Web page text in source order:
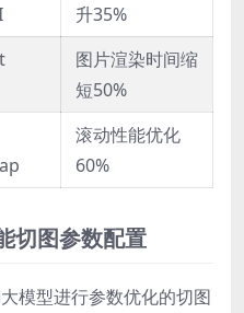
升35%
图片渲染时间缩
短50%
滚动性能优化
60%
切图参数配置
模型进行参数优化的切图